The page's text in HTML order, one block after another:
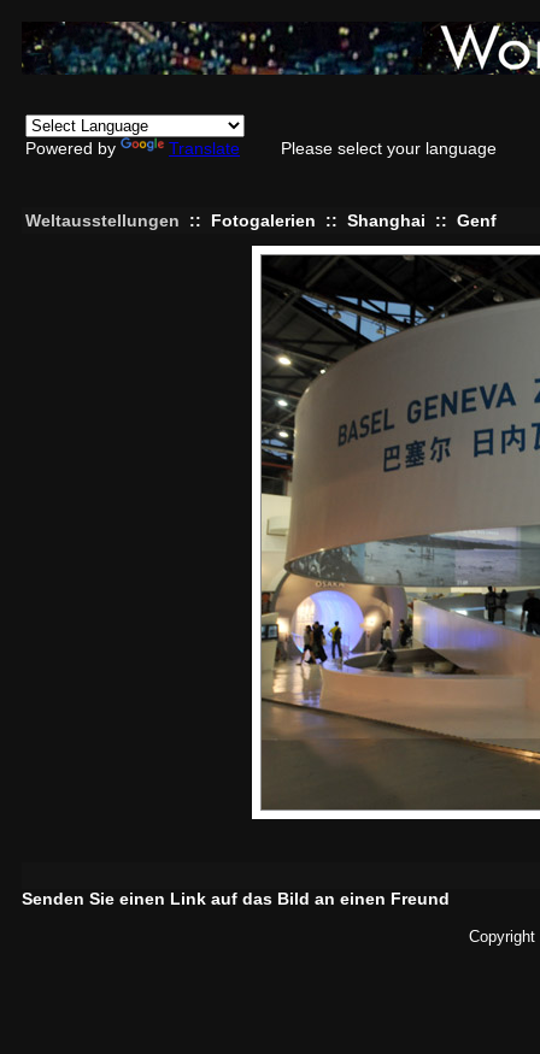
Powered by Translate Please select your language
Weltausstellungen :: Fotogalerien :: Shanghai :: Genf
Senden Sie einen Link auf das Bild an einen Freund